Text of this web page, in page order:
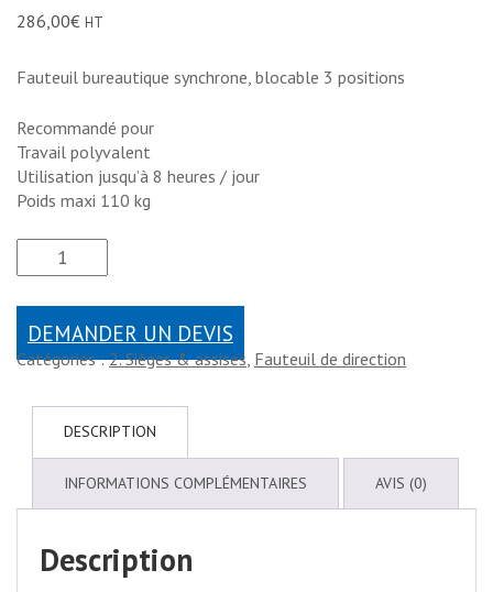
286,00€ HT
Fauteuil bureautique synchrone, blocable 3 positions
Recommandé pour
Travail polyvalent
Utilisation jusqu’à 8 heures / jour
Poids maxi 110 kg
DEMANDER UN DEVIS
Catégories :2. Sièges & assises Fauteuil de direction
DESCRIPTION
INFORMATIONS COMPLÉMENTAIRES AVIS (0)
Description